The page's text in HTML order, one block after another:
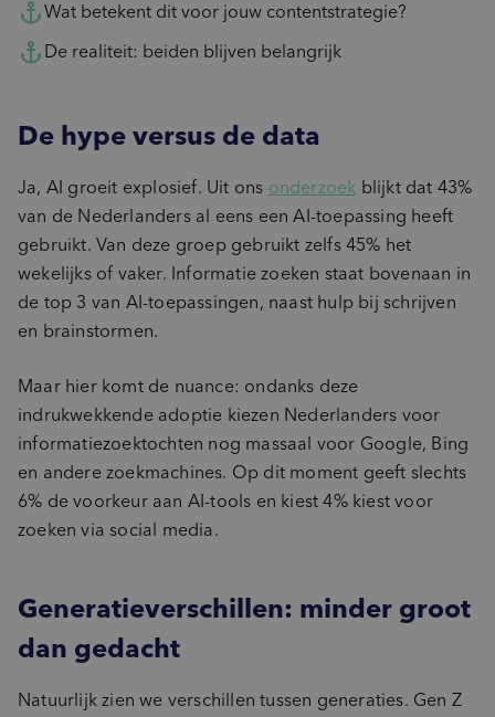
Wat betekent dit voor jouw contentstrategie?
De realiteit: beiden blijven belangrijk
De hype versus de data
Ja, AI groeit explosief. Uit ons onderzoek blijkt dat 43%
van de Nederlanders al eens een AI-toepassing heeft
gebruikt. Van deze groep gebruikt zelfs 45% het
wekelijks of vaker. Informatie zoeken staat bovenaan in
de top 3 van AI-toepassingen, naast hulp bij schrijven
en brainstormen.
Maar hier komt de nuance: ondanks deze
indrukwekkende adoptie kiezen Nederlanders voor
informatiezoektochten nog massaal voor Google, Bing
en andere zoekmachines. Op dit moment geeft slechts
6% de voorkeur aan AI-tools en kiest 4% kiest voor
zoeken via social media.
Generatieverschillen: minder groot
dan gedacht
Natuurlijk zien we verschillen tussen generaties. Gen Z